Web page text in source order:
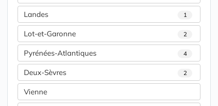
Landes 1
Lot-et-Garonne 2
Pyrénées-Atlantiques 4
Deux-Sèvres 2
Vienne